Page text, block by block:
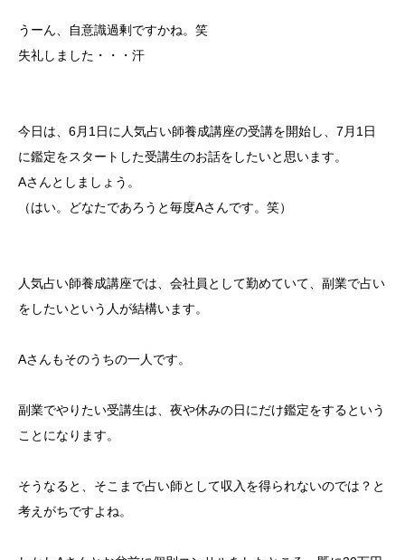
うーん、自意識過剰ですかね。笑
失礼しました・・・汗
今日は、6月1日に人気占い師養成講座の受講を開始し、7月1日
に鑑定をスタートした受講生のお話をしたいと思います。
Aさんとしましょう。
（はい。どなたであろうと毎度Aさんです。笑）
人気占い師養成講座では、会社員として勤めていて、副業で占い
をしたいという人が結構います。
Aさんもそのうちの一人です。
副業でやりたい受講生は、夜や休みの日にだけ鑑定をするという
ことになります。
そうなると、そこまで占い師として収入を得られないのでは？と
考えがちですよね。